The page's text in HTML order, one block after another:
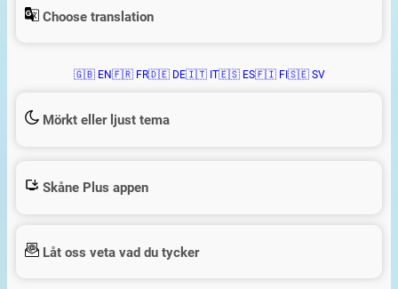
Choose translation
🇬🇧 EN🇫🇷 FR🇩🇪 DE🇮🇹 IT🇪🇸 ES🇫🇮 FI 🇸🇪 SV
Mörkt eller ljust tema
Skåne Plus appen
Låt oss veta vad du tycker